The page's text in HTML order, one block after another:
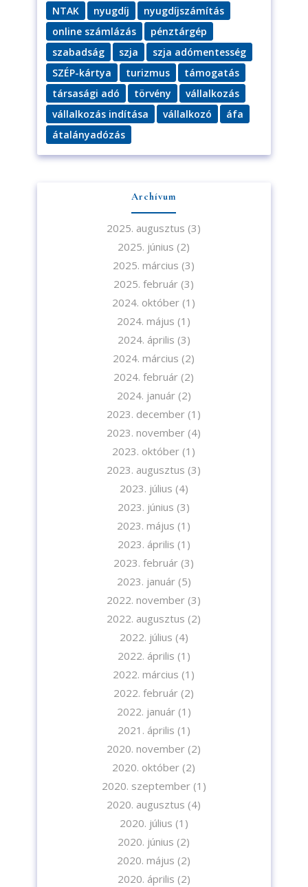
NTAK nyugdíj
nyugdíjszámítás
online számlázás
pénztárgép
szabadság
szja
szja adómentesség
SZÉP-kártya
turizmus
támogatás
társasági adó
törvény
vállalkozás
vállalkozás indítása
vállalkozó
áfa
átalányadózás
Archívum
2025. augusztus (3)
2025. június (2)
2025. március (3)
2025. február (3)
2024. október (1)
2024. május (1)
2024. április (3)
2024. március (2)
2024. február (2)
2024. január(2)
2023. december (1)
2023. november (4)
2023. október (1)
2023. augusztus (3)
2023. július (4)
2023. június (3)
2023. május (1)
2023. április (1)
2023. február (3)
2023. január(5)
2022. november (3)
2022. augusztus (2)
2022. július (4)
2022. április (1)
2022. március (1)
2022. február (2)
2022. január(1)
2021. április (1)
2020. november (2)
2020. október (2)
2020. szeptember(1)
2020. augusztus (4)
2020. július (1)
2020. június (2)
2020. május (2)
2020. április (2)
Iratkozzon fel hírlevelünkre!
A feliratkozással elfogadja az adatvédelmi tájékoztatónkat. Elolvasom
Adatvédelmi tájékoztatót.